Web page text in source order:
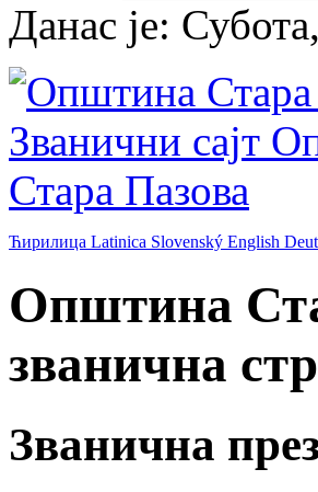
Данас је:
Ћирилица Latinica Slovenský English
Општина
званична
Званична